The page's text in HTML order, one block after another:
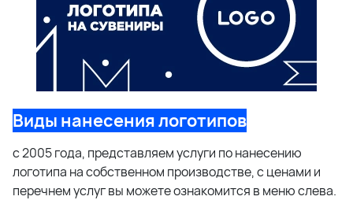
Виды нанесения логотипов
с 2005 года, представляем услуги по нанесению
логотипа на собственном производстве, с ценами и
перечнем услуг вы можете ознакомится в меню слева.